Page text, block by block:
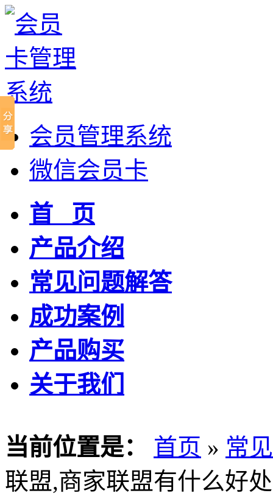
会员管理系统
微信会员卡
首 页
产品介绍
常见问题解答
成功案例
产品购买
关于我们
当前位置是： 首页 » 常
联盟,商家联盟有什么好